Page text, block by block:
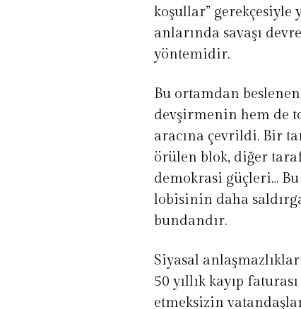
koşullar”
anlarında savaşı
yöntemidir.
Bu ortamdan
devşirmenin hem de
aracına çevrildi. Bir
örülen blok, diğer
demokrasi güçleri…
lobisinin daha
bundandır.
Siyasal
50 yıllık kayıp
etmeksizin